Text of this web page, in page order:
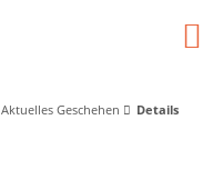
Aktuelles Geschehen Details